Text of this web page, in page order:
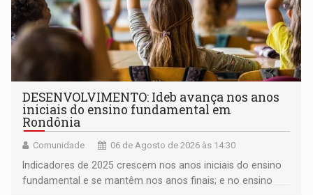
DESENVOLVIMENTO: Ideb avança nos anos
iniciais do ensino fundamental em
Rondônia
Comunidade 06 de Agosto de 2026 às 14:30
Indicadores de 2025 crescem nos anos iniciais do ensino
fundamental e se mantêm nos anos finais; e no ensino